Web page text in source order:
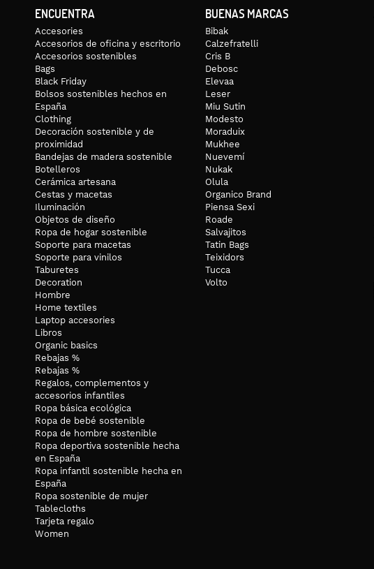
ENCUENTRA
Accesories
Accesorios de oficina y escritorio
Accesorios sostenibles
Bags
Black Friday
Bolsos sostenibles hechos en
España
Clothing
Decoración sostenible y de
proximidad
Bandejas de madera sostenible
Botelleros
Cerámica artesana
Cestas y macetas
Iluminación
Objetos de diseño
Ropa de hogar sostenible
Soporte para macetas
Soporte para vinilos
Taburetes
Decoration
Hombre
Home textiles
Laptop accesories
Libros
Organic basics
Rebajas %
Rebajas %
Regalos, complementos y
accesorios infantiles
Ropa básica ecológica
Ropa de bebé sostenible
Ropa de hombre sostenible
Ropa deportiva sostenible hecha
en España
Ropa infantil sostenible hecha en
España
Ropa sostenible de mujer
Tablecloths
Tarjeta regalo
Women
BUENAS MARCAS
Bibak
Calzefratelli
Cris B
Debosc
Elevaa
Leser
Miu Sutin
Modesto
Moraduix
Mukhee
Nuevemí
Nukak
Olula
Organico Brand
Piensa Sexi
Roade
Salvajitos
Tatin Bags
Teixidors
Tucca
Volto